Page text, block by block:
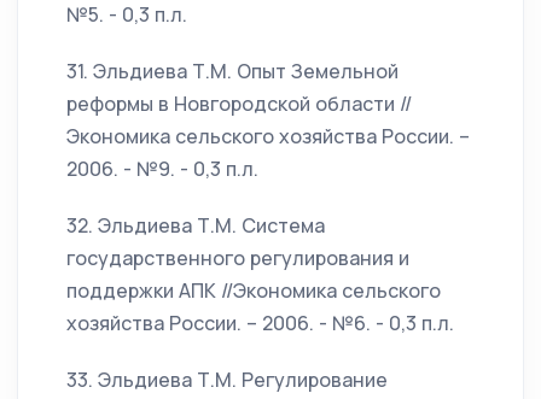
№5. - 0,3 п.л.
31. Эльдиева Т.М. Опыт Земельной
реформы в Новгородской области //
Экономика сельского хозяйства России. –
2006. - №9. - 0,3 п.л.
32. Эльдиева Т.М. Система
государственного регулирования и
поддержки АПК //Экономика сельского
хозяйства России. – 2006. - №6. - 0,3 п.л.
33. Эльдиева Т.М. Регулирование